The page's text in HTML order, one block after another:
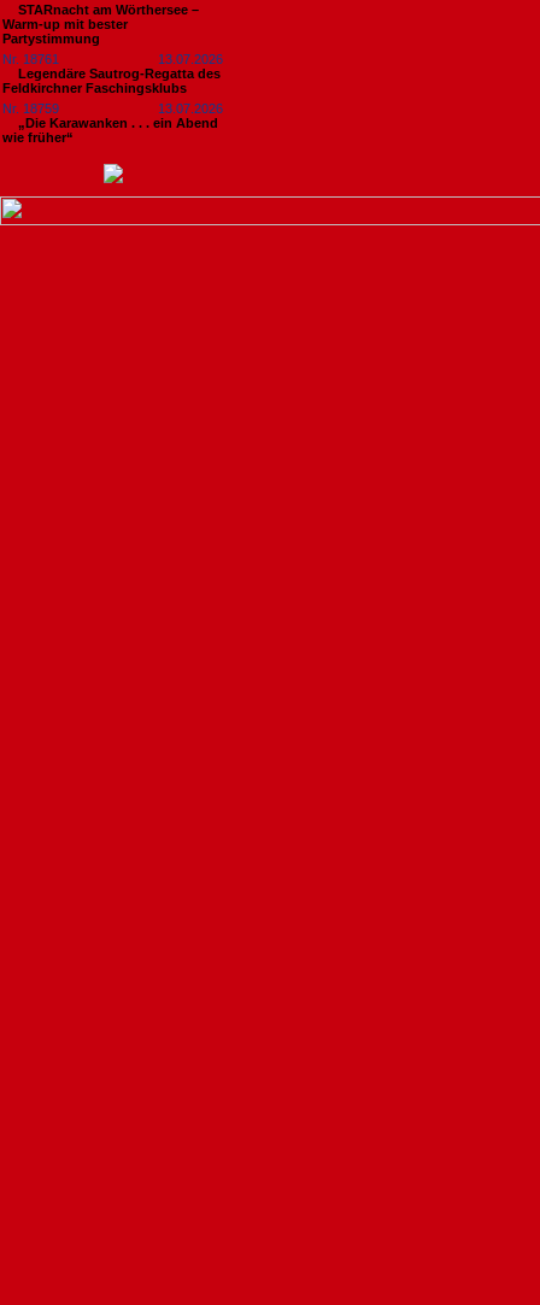
STARnacht am Wörthersee –
Warm-up mit bester
Partystimmung
Nr. 18761
13.07.2026
Legendäre Sautrog-Regatta des
Feldkirchner Faschingsklubs
Nr. 18759
13.07.2026
„Die Karawanken . . . ein Abend
wie früher“